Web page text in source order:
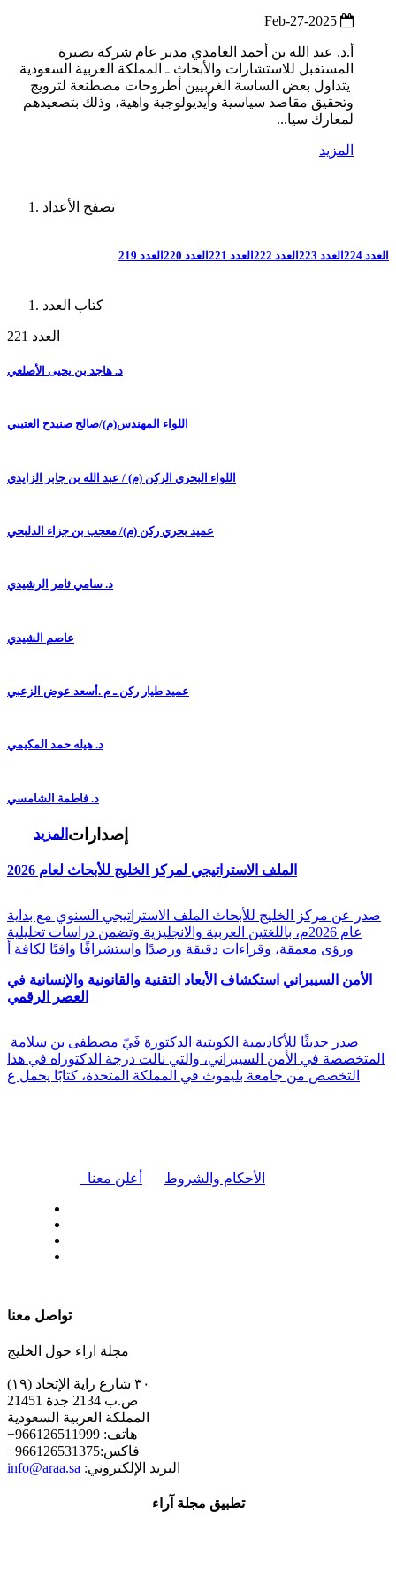
أ.د. عبد الله بن أحمد الغامدي مدير عام شركة بصيرة
المستقبل للاستشارات والأبحاث ـ المملكة العربية السعودية
يتداول بعض الساسة الغربيين أطروحات مصطنعة لترويج
وتحقيق مقاصد سياسية وأيديولوجية واهية، وذلك بتصعيدهم
لمعارك سيا...
المزيد
تصفح الأعداد
العدد 224 العدد 223 العدد 222 العدد 221 العدد 220 العدد 219
كتاب العدد
العدد 221
د. هاجد بن يحيى الأصلعي
اللواء المهندس(م)/صالح صنيدح العتيبي
اللواء البحري الركن (م) / عبد الله بن جابر الزايدي
عميد بحري ركن (م)/ معجب بن جزاء الدلبحي
د. سامي ثامر الرشيدي
عاصم الشيدي
عميد طيار ركن ـ م .أسعد عوض الزعبي
د. هيله حمد المكيمي
د. فاطمة الشامسي
المزيد إصدارات
الملف الاستراتيجي لمركز الخليج للأبحاث لعام 2026
صدر عن مركز الخليج للأبحاث الملف الاستراتيجي السنوي مع بداية
عام 2026م، باللغتين العربية والانجليزية وتضمن دراسات تحليلية
ورؤى معمقة، وقراءات دقيقة ورصدًا واستشرافًا وافيًا لكافة أ
الأمن السيبراني استكشاف الأبعاد التقنية والقانونية والإنسانية في
العصر الرقمي
المتخصصة في الأمن السيبراني، والتي نالت درجة الدكتوراه في هذا
التخصص من جامعة بليموث في المملكة المتحدة، كتابًا يحمل ع
أعلن معنا الأحكام والشروط
تواصل معنا
مجلة اراء حول الخليج
٣٠ شارع راية الإتحاد (١٩)
ص.ب 2134 جدة 21451
المملكة العربية السعودية
+هاتف: 966126511999
+فاكس:966126531375
info@araa.sa :البريد الإلكتروني
تطبيق مجلة آراء